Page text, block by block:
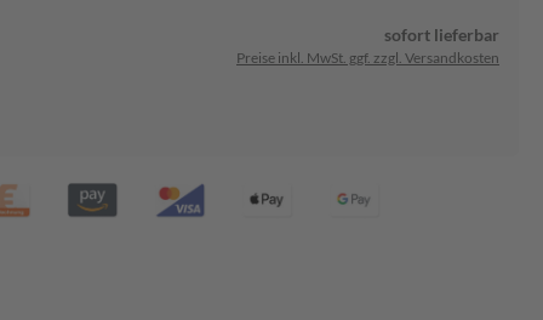
sofort lieferbar
Preise inkl. MwSt. ggf. zzgl. Versandkosten